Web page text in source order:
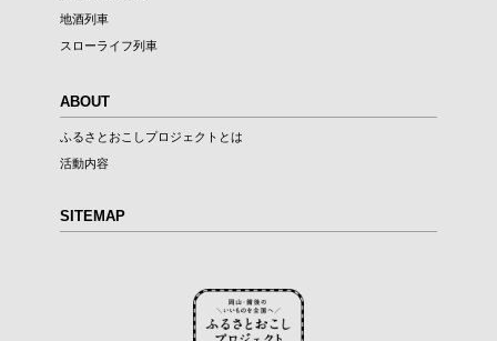
地酒列車
スローライフ列車
ABOUT
ふるさとおこしプロジェクトとは
活動内容
SITEMAP